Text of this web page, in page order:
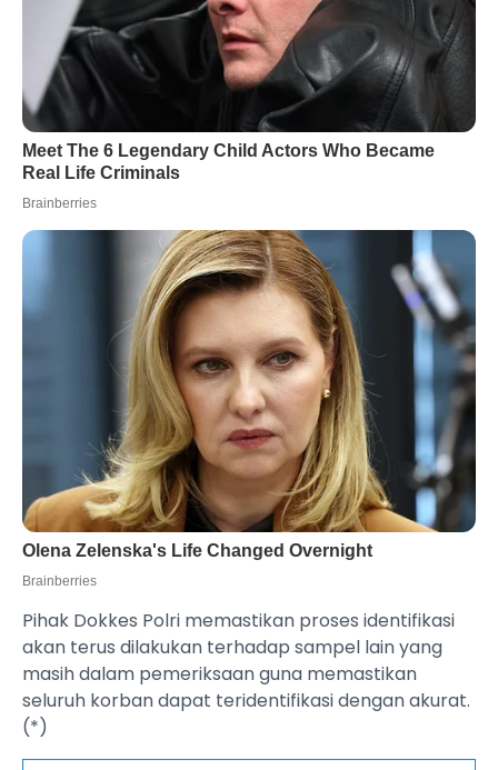
Pihak Dokkes Polri memastikan proses identifikasi
akan terus dilakukan terhadap sampel lain yang
masih dalam pemeriksaan guna memastikan
seluruh korban dapat teridentifikasi dengan akurat.
(*)